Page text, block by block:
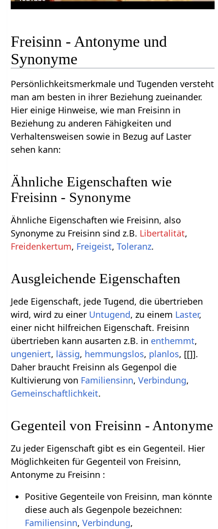
Freisinn - Antonyme und
Synonyme
Persönlichkeitsmerkmale und Tugenden versteht
man am besten in ihrer Beziehung zueinander.
Hier einige Hinweise, wie man Freisinn in
Beziehung zu anderen Fähigkeiten und
Verhaltensweisen sowie in Bezug auf Laster
sehen kann:
Ähnliche Eigenschaften wie
Freisinn - Synonyme
Ähnliche Eigenschaften wie Freisinn, also
Synonyme zu Freisinn sind z.B. Libertalität,
Freidenkertum, Freigeist,Toleranz.
Ausgleichende Eigenschaften
Jede Eigenschaft, jede Tugend, die übertrieben
wird, wird zu einer Untugend, zu einem Laster,
einer nicht hilfreichen Eigenschaft. Freisinn
übertrieben kann ausarten z.B. in enthemmt,
ungeniert, lässig, hemmungslos, planlos, [[]].
Daher braucht Freisinn als Gegenpol die
Kultivierung von Familiensinn,Verbindung,
Gemeinschaftlichkeit.
Gegenteil von Freisinn - Antonyme
Zu jeder Eigenschaft gibt es ein Gegenteil. Hier
Möglichkeiten für Gegenteil von Freisinn,
Antonyme zu Freisinn :
Positive Gegenteile von Freisinn, man könnte
diese auch als Gegenpole bezeichnen:
Familiensinn, Verbindung,